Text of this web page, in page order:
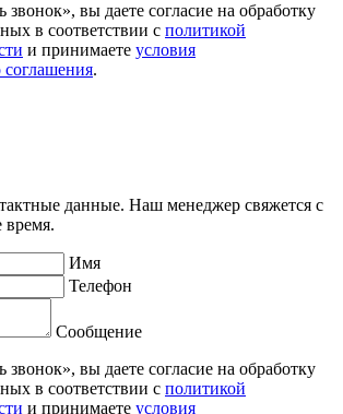
звонок», вы даете согласие на обработку
в соответствии с политикой
и принимаете условия
соглашения.
данные. Наш менеджер свяжется с
Имя
Телефон
Сообщение
звонок», вы даете согласие на обработку
в соответствии с политикой
и принимаете условия